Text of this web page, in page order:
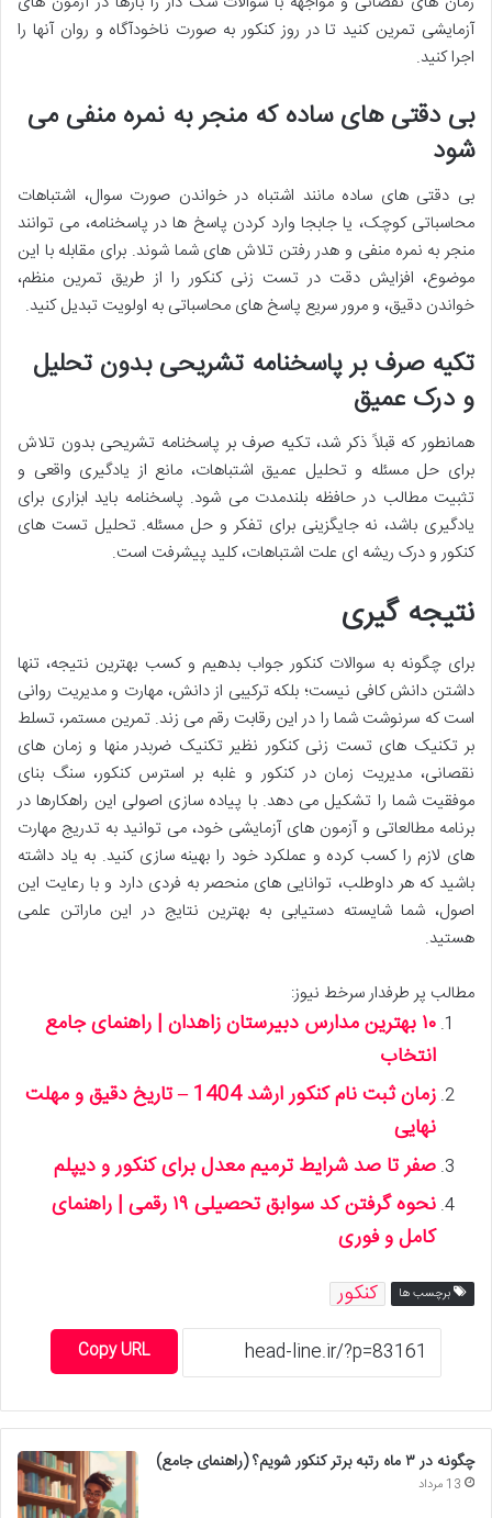
آزمایشی تمرین کنید تا در روز کنکور به صورت ناخودآگاه و روان آنها را
اجرا کنید.
بی دقتی های ساده که منجر به نمره منفی می
شود
بی دقتی های ساده مانند اشتباه در خواندن صورت سوال، اشتباهات
محاسباتی کوچک، یا جابجا وارد کردن پاسخ ها در پاسخنامه، می توانند
منجر به نمره منفی و هدر رفتن تلاش های شما شوند. برای مقابله با این
موضوع، افزایش دقت در تست زنی کنکور را از طریق تمرین منظم،
خواندن دقیق، و مرور سریع پاسخ های محاسباتی به اولویت تبدیل کنید.
تکیه صرف بر پاسخنامه تشریحی بدون تحلیل
و درک عمیق
همانطور که قبلاً ذکر شد، تکیه صرف بر پاسخنامه تشریحی بدون تلاش
برای حل مسئله و تحلیل عمیق اشتباهات، مانع از یادگیری واقعی و
تثبیت مطالب در حافظه بلندمدت می شود. پاسخنامه باید ابزاری برای
یادگیری باشد، نه جایگزینی برای تفکر و حل مسئله. تحلیل تست های
کنکورو درک ریشه ای علت اشتباهات، کلید پیشرفت است.
نتیجه گیری
برایچگونه به سوالات کنکور جواب بدهیم و کسب بهترین نتیجه، تنها
داشتن دانش کافی نیست؛ بلکه ترکیبی ازدانش، مهارت و مدیریت روانی
است که سرنوشت شما را در این رقابت رقم می زند. تمرین مستمر، تسلط
بر تکنیک های تست زنی کنکور نظیر تکنیک ضربدر منها و زمان های
نقصانی، مدیریت زمان در کنکور و غلبه بر استرس کنکور، سنگ بنای
موفقیت شما را تشکیل می دهد. با پیاده سازی اصولی این راهکارها در
برنامه مطالعاتی و آزمون های آزمایشی خود، می توانید به تدریج مهارت
های لازم را کسب کرده و عملکرد خود را بهینه سازی کنید. به یاد داشته
باشید که هر داوطلب، توانایی های منحصر به فردی دارد و با رعایت این
اصول، شما شایسته دستیابی به بهترین نتایج در این ماراتن علمی
هستید.
مطالب پر طرفدار سرخط نیوز:
۱۰ بهترین مدارس دبیرستان زاهدان | راهنمای جامع
انتخاب
زمان ثبت نام کنکور ارشد 1404 – تاریخ دقیق و مهلت
نهایی
صفر تا صد شرایط ترمیم معدل برای کنکور و دیپلم
نحوه گرفتن کد سوابق تحصیلی ۱۹ رقمی | راهنمای
کامل و فوری
برچسب ها کنکور
Copy URL
چگونه در ۳ ماه رتبه برتر کنکور شویم؟ (راهنمای جامع)
13 مرداد